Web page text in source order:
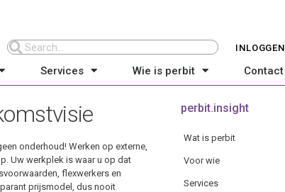
INLOGGEN
Services Wie is perbit Contact
onderhoud! Werken op externe,
Uw werkplek is waar u op dat
flexwerkers en
prijsmodel, dus nooit
perbit.insight
Wat is perbit
Voor wie
Services